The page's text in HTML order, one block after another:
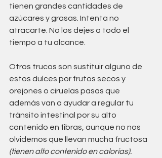
tienen grandes cantidades de
azúcares y grasas. Intenta no
atracarte. No los dejes a todo el
tiempo a tu alcance.
Otros trucos son sustituir alguno de
estos dulces por frutos secos y
orejones o ciruelas pasas que
además van a ayudar a regular tu
tránsito intestinal por su alto
contenido en fibras, aunque no nos
olvidemos que llevan mucha fructosa
(tienen alto contenido en calorías).